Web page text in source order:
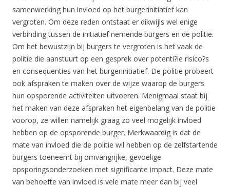
samenwerking hun invloed op het burgerinitiatief kan
vergroten. Om deze reden ontstaat er dikwijls wel enige
verbinding tussen de initiatief nemende burgers en de politie.
Om het bewustzijn bij burgers te vergroten is het vaak de
politie die aanstuurt op een gesprek over potenti?le risico?s
en consequenties van het burgerinitiatief. De politie probeert
ook afspraken te maken over de wijze waarop de burgers
hun opsporende activiteiten uitvoeren. Menigmaal staat bij
het maken van deze afspraken het eigenbelang van de politie
voorop, ze willen namelijk graag zo veel mogelijk invloed
hebben op de opsporende burger. Merkwaardig is dat de
mate van invloed die de politie wil hebben op de zelfstartende
burgers toeneemt bij omvangrijke, gevoelige
opsporingsonderzoeken met significante impact. Deze mate
van behoefte van invloed is vele mate meer dan bij veel